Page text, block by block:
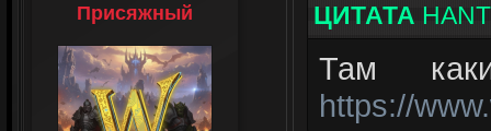
Присяжный ЦИТАТА
Там
https://